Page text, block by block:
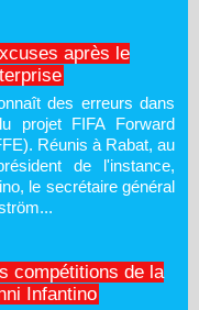
après le
des erreurs dans
projet FIFA Forward
Réunis à Rabat, au
de l'instance,
le secrétaire général
compétitions de la
Infantino